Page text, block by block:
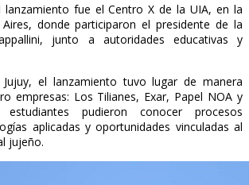
lanzamiento fue el Centro X de la UIA, en la
donde participaron el presidente de la
junto a autoridades educativas y
el lanzamiento tuvo lugar de manera
empresas: Los Tilianes, Exar, Papel NOA y
pudieron conocer procesos
aplicadas y oportunidades vinculadas al
jujeño.